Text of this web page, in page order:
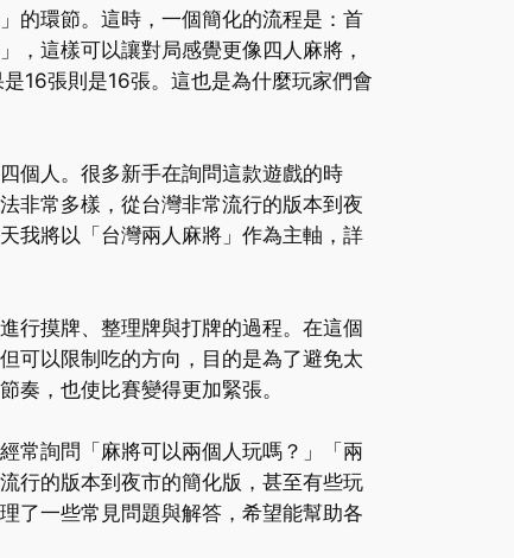
的環節。這時，一個簡化的流程是：首
，這樣可以讓對局感覺更像四人麻將，
16張則是16張。這也是為什麼玩家們會
個人。很多新手在詢問這款遊戲的時
非常多樣，從台灣非常流行的版本到夜
我將以「台灣兩人麻將」作為主軸，詳
行摸牌、整理牌與打牌的過程。在這個
可以限制吃的方向，目的是為了避免太
奏，也使比賽變得更加緊張。
常詢問「麻將可以兩個人玩嗎？」「兩
行的版本到夜市的簡化版，甚至有些玩
了一些常見問題與解答，希望能幫助各